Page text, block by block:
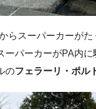
らスーパーカーが
ーパーカーがPA内
のフェラーリ・ポル